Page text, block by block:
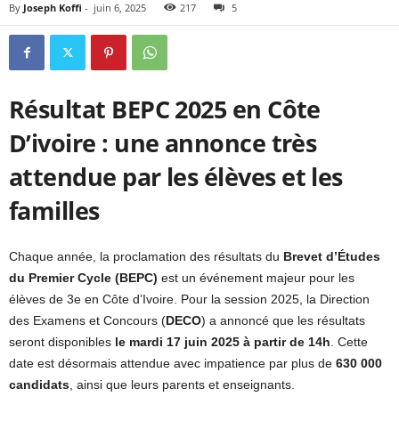
By Joseph Koffi - juin 6, 2025 217 5
Résultat BEPC 2025 en Côte
D’ivoire : une annonce très
attendue par les élèves et les
familles
Chaque année, la proclamation des résultats du Brevet d’Études
du Premier Cycle (BEPC) est un événement majeur pour les
élèves de 3e en Côte d’Ivoire. Pour la session 2025, la Direction
des Examens et Concours (DECO) a annoncé que les résultats
seront disponibles le mardi 17 juin 2025 à partir de 14h . Cette
date est désormais attendue avec impatience par plus de 630 000
candidats , ainsi que leurs parents et enseignants.